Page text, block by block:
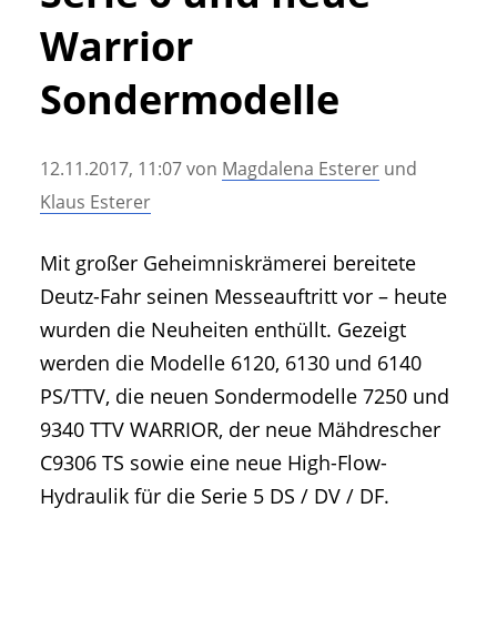
• Messen und Veranstaltungen
• Mitteilung der Redaktion
• Agritechnica Neuheiten Archiv
Warrior
Sondermodelle
12.11.2017, 11:07von Magdalena Esterer und
Klaus Esterer
Mit großer Geheimniskrämerei bereitete
Deutz-Fahr seinen Messeauftritt vor – heute
wurden die Neuheiten enthüllt. Gezeigt
werden die Modelle 6120, 6130 und 6140
PS/TTV, die neuen Sondermodelle 7250 und
9340 TTV WARRIOR, der neue Mähdrescher
C9306 TS sowie eine neue High-Flow-
Hydraulik für die Serie 5 DS / DV / DF.